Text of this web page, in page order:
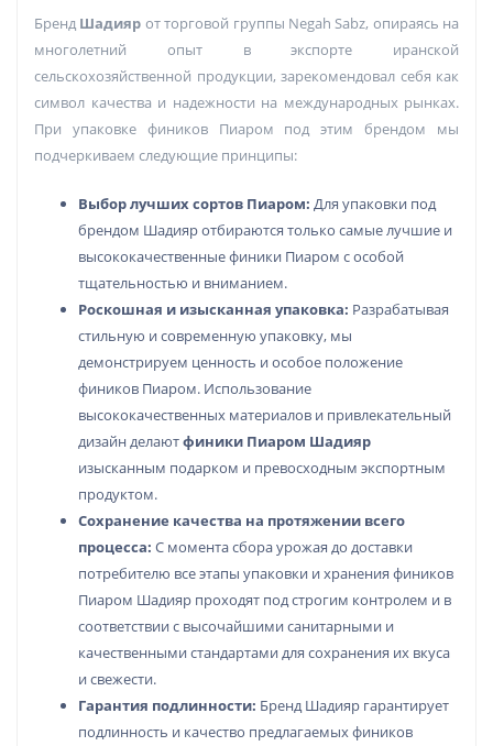
Бренд Шадияр от торговой группы Negah Sabz, опираясь на
многолетний опыт в экспорте иранской
сельскохозяйственной продукции, зарекомендовал себя как
символ качества и надежности на международных рынках.
При упаковке фиников Пиаром под этим брендом мы
подчеркиваем следующие принципы:
Выбор лучших сортов Пиаром: Для упаковки под
брендом Шадияр отбираются только самые лучшие и
высококачественные финики Пиаром с особой
тщательностью и вниманием.
Роскошная и изысканная упаковка: Разрабатывая
стильную и современную упаковку, мы
демонстрируем ценность и особое положение
фиников Пиаром. Использование
высококачественных материалов и привлекательный
дизайн делаютфиники Пиаром Шадияр
изысканным подарком и превосходным экспортным
продуктом.
Сохранение качества на протяжении всего
процесса: С момента сбора урожая до доставки
потребителю все этапы упаковки и хранения фиников
Пиаром Шадияр проходят под строгим контролем и в
соответствии с высочайшими санитарными и
качественными стандартами для сохранения их вкуса
и свежести.
Гарантия подлинности: Бренд Шадияр гарантирует
подлинность и качество предлагаемых фиников